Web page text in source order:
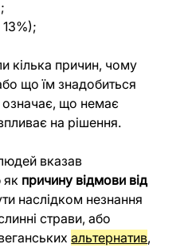
13%);
кілька причин, чому
що їм знадобиться
означає, що немає
на рішення.
вказав
як причину відмови від
наслідком незнання
страви, або
альтернатив,